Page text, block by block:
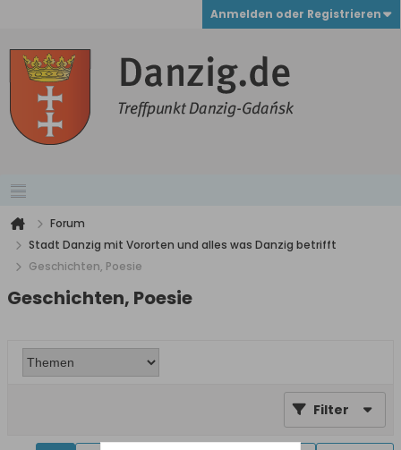
Anmelden oder Registrieren
Forum
Stadt Danzig mit Vororten und alles was Danzig betrifft
Geschichten, Poesie
Geschichten, Poesie
Filter